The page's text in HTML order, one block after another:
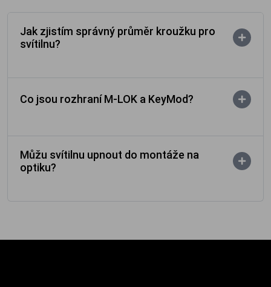
Jak zjistím správný průměr kroužku pro
svítilnu?
Co jsou rozhraní M-LOK a KeyMod?
Můžu svítilnu upnout do montáže na
optiku?